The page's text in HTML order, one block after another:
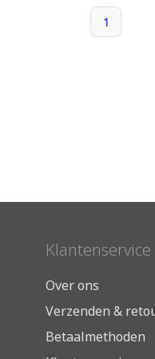
1
Klantenservice
Over ons
Verzenden &
Betaalmethoden